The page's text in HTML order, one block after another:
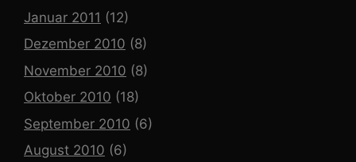
Januar 2011 (12)
Dezember 2010 (8)
November 2010 (8)
Oktober 2010 (18)
September 2010 (6)
August 2010 (6)